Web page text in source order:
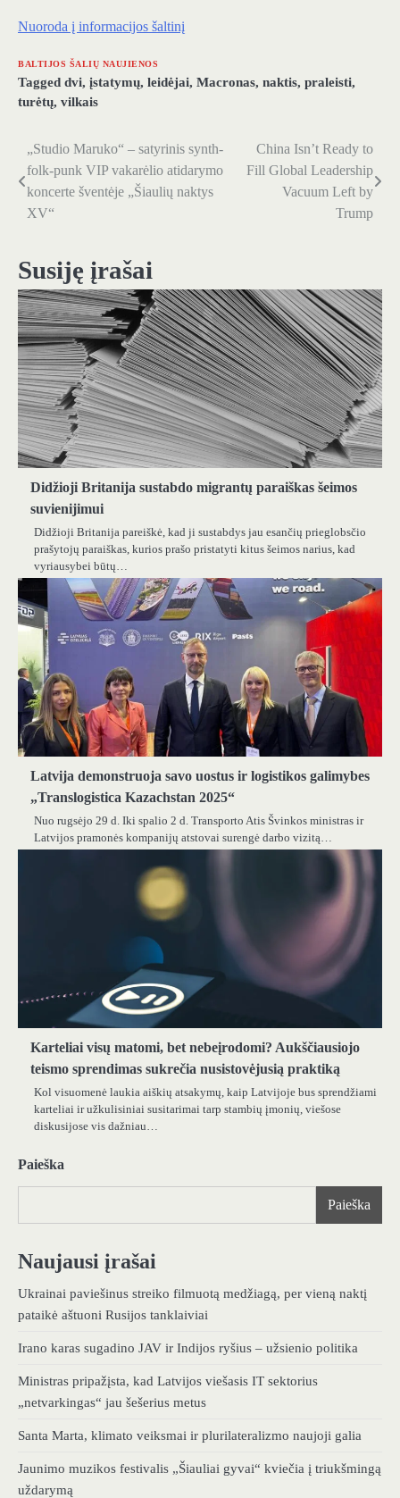
Nuoroda į informacijos šaltinį
BALTIJOS ŠALIŲ NAUJIENOS
Tagged dvi, įstatymų, leidėjai, Macronas, naktis, praleisti,
turėtų, vilkais
Navigacija
tarp
įrašų
„Studio Maruko“ – satyrinis synth-
folk-punk VIP vakarėlio atidarymo
koncerte šventėje „Šiaulių naktys
XV“
China Isn’t Ready to
Fill Global Leadership
Vacuum Left by
Trump
Susiję įrašai
Didžioji Britanija sustabdo migrantų paraiškas šeimos
suvienijimui
Didžioji Britanija pareiškė, kad ji sustabdys jau esančių prieglobsčio
prašytojų paraiškas, kurios prašo pristatyti kitus šeimos narius, kad
vyriausybei būtų…
Latvija demonstruoja savo uostus ir logistikos galimybes
„Translogistica Kazachstan 2025“
Nuo rugsėjo 29 d. Iki spalio 2 d. Transporto Atis Švinkos ministras ir
Latvijos pramonės kompanijų atstovai surengė darbo vizitą…
Karteliai visų matomi, bet nebeįrodomi? Aukščiausiojo
teismo sprendimas sukrečia nusistovėjusią praktiką
Kol visuomenė laukia aiškių atsakymų, kaip Latvijoje bus sprendžiami
karteliai ir užkulisiniai susitarimai tarp stambių įmonių, viešose
diskusijose vis dažniau…
Paieška
Paieška
Naujausi įrašai
Ukrainai paviešinus streiko filmuotą medžiagą, per vieną naktį
pataikė aštuoni Rusijos tanklaiviai
Irano karas sugadino JAV ir Indijos ryšius – užsienio politika
Ministras pripažįsta, kad Latvijos viešasis IT sektorius
„netvarkingas“ jau šešerius metus
Santa Marta, klimato veiksmai ir plurilateralizmo naujoji galia
Jaunimo muzikos festivalis „Šiauliai gyvai“ kviečia į triukšmingą
uždarymą